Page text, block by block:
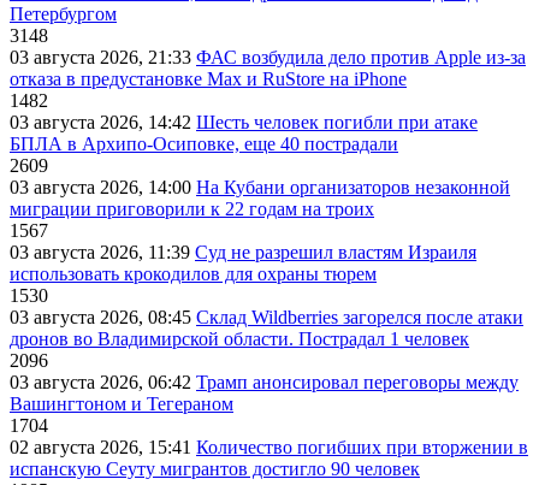
Петербургом
3148
03 августа 2026, 21:33 ФАС возбудила дело против Apple из-за
отказа в предустановке Max и RuStore на iPhone
1482
03 августа 2026, 14:42 Шесть человек погибли при атаке
БПЛА в Архипо-Осиповке, еще 40 пострадали
2609
03 августа 2026, 14:00 На Кубани организаторов незаконной
миграции приговорили к 22 годам на троих
1567
03 августа 2026, 11:39 Суд не разрешил властям Израиля
использовать крокодилов для охраны тюрем
1530
03 августа 2026, 08:45 Склад Wildberries загорелся после атаки
дронов во Владимирской области. Пострадал 1 человек
2096
03 августа 2026, 06:42 Трамп анонсировал переговоры между
Вашингтоном и Тегераном
1704
02 августа 2026, 15:41 Количество погибших при вторжении в
испанскую Сеуту мигрантов достигло 90 человек